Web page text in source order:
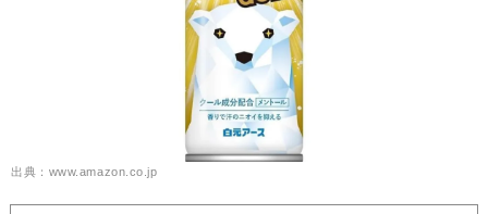
出典：www.amazon.co.jp